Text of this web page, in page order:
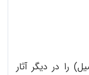
را در دیگر آثار